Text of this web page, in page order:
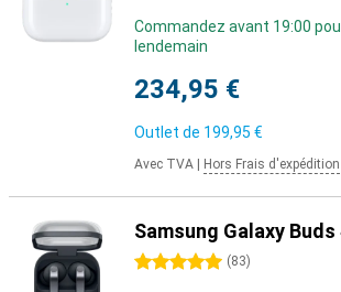
Commandez avant 19:00
lendemain
234,95 €
Outlet de 199,95 €
Avec TVA Hors Frais d'expédition
Samsung Galaxy
5 étoiles (83)